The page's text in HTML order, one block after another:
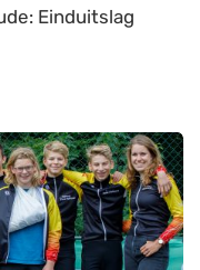
Einduitslag